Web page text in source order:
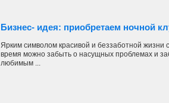
Бизнес- идея: приобретаем ночной
Ярким символом красивой и беззаботной жизни
время можно забыть о насущных проблемах и
любимым ...